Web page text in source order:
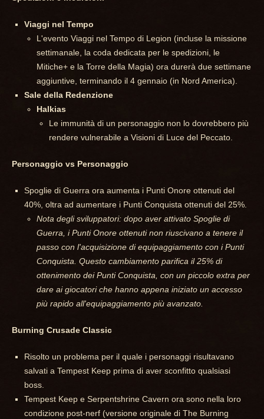
Viaggi nel Tempo
L'evento Viaggi nel Tempo di Legion (incluse la missione
settimanale, la coda dedicata per le spedizioni, le
Mitiche+ e la Torre della Magia) ora durerà due settimane
aggiuntive, terminando il 4 gennaio (in Nord America).
Sale della Redenzione
Halkias
Le immunità di un personaggio non lo dovrebbero più
rendere vulnerabile a Visioni di Luce del Peccato.
Personaggio vs Personaggio
Spoglie di Guerra ora aumenta i Punti Onore ottenuti del
40%, oltra ad aumentare i Punti Conquista ottenuti del 25%.
Nota degli sviluppatori: dopo aver attivato Spoglie di
Guerra, i Punti Onore ottenuti non riuscivano a tenere il
passo con l'acquisizione di equipaggiamento con i Punti
Conquista. Questo cambiamento parifica il 25% di
ottenimento dei Punti Conquista, con un piccolo extra per
dare ai giocatori che hanno appena iniziato un accesso
più rapido all'equipaggiamento più avanzato.
Burning Crusade Classic
Risolto un problema per il quale i personaggi risultavano
salvati a Tempest Keep prima di aver sconfitto qualsiasi
boss.
Tempest Keep e Serpentshrine Cavern ora sono nella loro
condizione post-nerf (versione originale di The Burning